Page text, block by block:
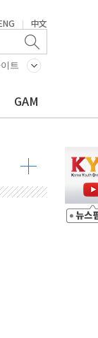
| 中文
트
GAM